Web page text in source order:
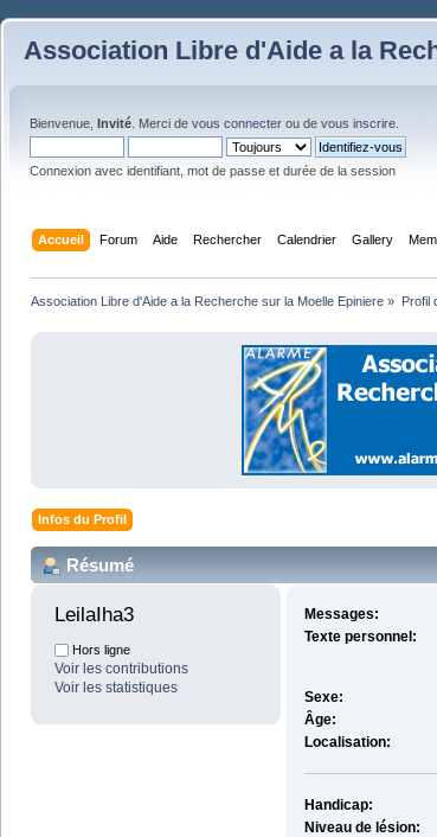
Association Libre d'Aide a la
Bienvenue, Invité . Merci de vous connecter ou de vous inscrire
Connexion avec identifiant, mot de passe et durée de la session
Accueil Forum Aide Rechercher Calendrier Gallery
Association Libre d'Aide a la Recherche sur la Moelle Epiniere » Profil
Infos du Profil
Résumé
LeilaIha3
Hors ligne
Voir les contributions
Voir les statistiques
Messages:
Texte personnel:
Sexe:
Âge:
Localisation:
Handicap:
Niveau de lésion: